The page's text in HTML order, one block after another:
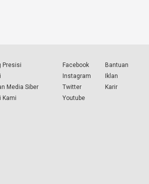
Presisi
Media Siber
Kami
Facebook
Instagram
Twitter
Youtube
Bantuan
Iklan
Karir